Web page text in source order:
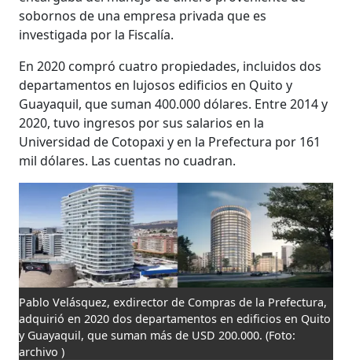
sobornos de una empresa privada que es
investigada por la Fiscalía.
En 2020 compró cuatro propiedades, incluidos dos
departamentos en lujosos edificios en Quito y
Guayaquil, que suman 400.000 dólares. Entre 2014 y
2020, tuvo ingresos por sus salarios en la
Universidad de Cotopaxi y en la Prefectura por 161
mil dólares. Las cuentas no cuadran.
Pablo Velásquez, exdirector de Compras de la Prefectura,
adquirió en 2020 dos departamentos en edificios en Quito
y Guayaquil, que suman más de USD 200.000. (Foto:
archivo )